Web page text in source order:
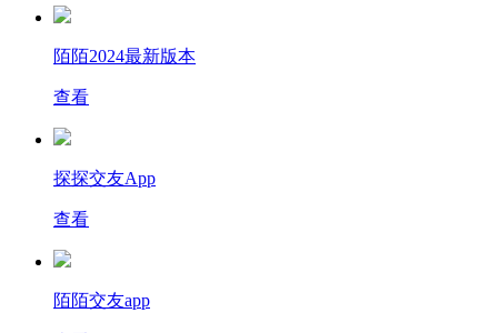
陌陌2024最新版本
查看
探探交友App
查看
陌陌交友app